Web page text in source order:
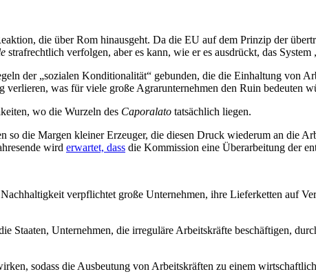
die über Rom hinausgeht. Da die EU auf dem Prinzip der
strafrechtlich verfolgen, aber es kann, wie er es ausdrückt, das
der „sozialen Konditionalität“ gebunden, die die Einhaltung von
was für viele große Agrarunternehmen den Ruin bedeuten
wo die Wurzeln des Caporalato tatsächlich liegen.
so die Margen kleiner Erzeuger, die diesen Druck wiederum an die
wird erwartet, dass die Kommission eine Überarbeitung der
verpflichtet große Unternehmen, ihre Lieferketten auf
Staaten, Unternehmen, die irreguläre Arbeitskräfte beschäftigen,
sodass die Ausbeutung von Arbeitskräften zu einem